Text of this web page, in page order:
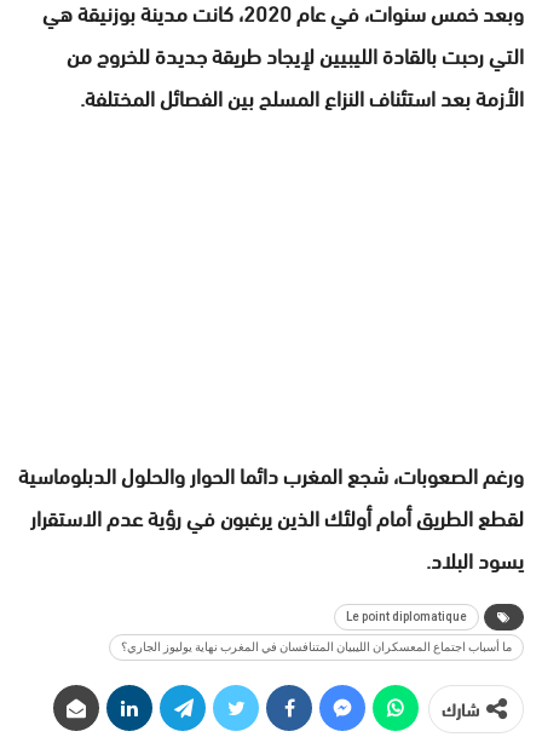
وبعد خمس سنوات، في عام 2020، كانت مدينة بوزنيقة هي
التي رحبت بالقادة الليبيين لإيجاد طريقة جديدة للخروج من
الأزمة بعد استئناف النزاع المسلح بين الفصائل المختلفة.
ورغم الصعوبات، شجع المغرب دائما الحوار والحلول الدبلوماسية
لقطع الطريق أمام أولئك الذين يرغبون في رؤية عدم الاستقرار
يسود البلاد.
Le point diplomatique
ما أسباب اجتماع المعسكران الليبيان المتنافسان في المغرب نهاية يوليوز الجاري؟
شارك